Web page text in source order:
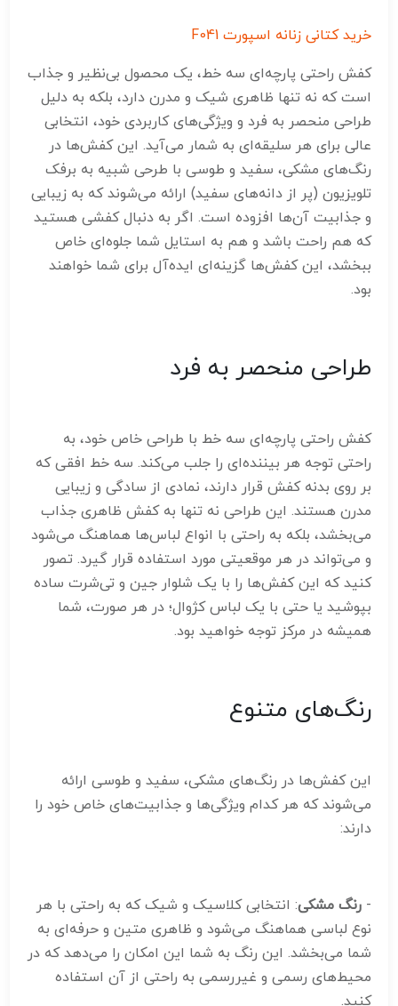
خرید کتانی زنانه اسپورت F041
کفش راحتی پارچه‌ای سه خط، یک محصول بی‌نظیر و جذاب
است که نه تنها ظاهری شیک و مدرن دارد، بلکه به دلیل
طراحی منحصر به فرد و ویژگی‌های کاربردی خود، انتخابی
عالی برای هر سلیقه‌ای به شمار می‌آید. این کفش‌ها در
رنگ‌های مشکی، سفید و طوسی با طرحی شبیه به برفک
تلویزیون (پر از دانه‌های سفید) ارائه می‌شوند که به زیبایی
و جذابیت آن‌ها افزوده است. اگر به دنبال کفشی هستید
که هم راحت باشد و هم به استایل شما جلوه‌ای خاص
ببخشد، این کفش‌ها گزینه‌ای ایده‌آل برای شما خواهند
بود.
طراحی منحصر به فرد
کفش راحتی پارچه‌ای سه خط با طراحی خاص خود، به
راحتی توجه هر بیننده‌ای را جلب می‌کند. سه خط افقی که
بر روی بدنه کفش قرار دارند، نمادی از سادگی و زیبایی
مدرن هستند. این طراحی نه تنها به کفش ظاهری جذاب
می‌بخشد، بلکه به راحتی با انواع لباس‌ها هماهنگ می‌شود
و می‌تواند در هر موقعیتی مورد استفاده قرار گیرد. تصور
کنید که این کفش‌ها را با یک شلوار جین و تی‌شرت ساده
بپوشید یا حتی با یک لباس کژوال؛ در هر صورت، شما
همیشه در مرکز توجه خواهید بود.
رنگ‌های متنوع
این کفش‌ها در رنگ‌های مشکی، سفید و طوسی ارائه
می‌شوند که هر کدام ویژگی‌ها و جذابیت‌های خاص خود را
دارند:
-رنگ مشکی: انتخابی کلاسیک و شیک که به راحتی با هر
نوع لباسی هماهنگ می‌شود و ظاهری متین و حرفه‌ای به
شما می‌بخشد. این رنگ به شما این امکان را می‌دهد که در
محیط‌های رسمی و غیررسمی به راحتی از آن استفاده
کنید.